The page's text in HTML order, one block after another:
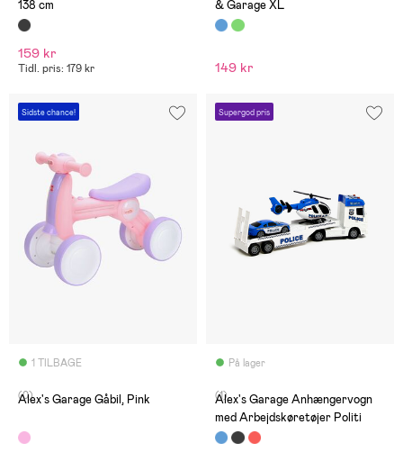
138 cm
159 kr
Tidl. pris: 179 kr
& Garage XL
149 kr
Sidste chance!
1 TILBAGE
(0)
Alex's Garage Gåbil, Pink
Supergod pris
På lager
(1)
Alex's Garage Anhængervogn
med Arbejdskøretøjer Politi